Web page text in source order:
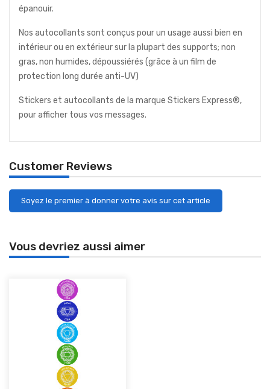
épanouir.
Nos autocollants sont conçus pour un usage aussi bien en
intérieur ou en extérieur sur la plupart des supports; non
gras, non humides, dépoussiérés (grâce à un film de
protection long durée anti-UV)
Stickers et autocollants de la marque Stickers Express®,
pour afficher tous vos messages.
Customer Reviews
Soyez le premier à donner votre avis sur cet article
Vous devriez aussi aimer